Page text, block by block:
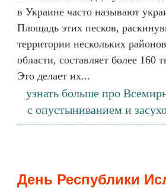
в Украине часто называют
Площадь этих песков,
территории нескольких
области, составляет более 160
Это делает их...
узнать больше про
с опустыниванием и
День Республики